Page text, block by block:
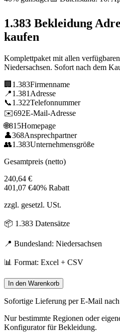
1.383 Bekleidung
kaufen
Komplettpaket mit allen verfügbaren
Niedersachsen. Sofort nach dem
🏢 1.383Firmenname
📍1.381 Adresse
📞1.322Telefonnummer
✉️692E-Mail-Adresse
🌐815Homepage
👤368Ansprechpartner
👥1.383Unternehmensgröße
Gesamtpreis (netto)
240,64 €
401,07 €40% Rabatt
zzgl. gesetzl. USt.
📦 1.383 Datensätze
📍 Bundesland: Niedersachsen
📊 Format: Excel + CSV
In den Warenkorb
Sofortige Lieferung per E-Mail
Nur bestimmte Regionen oder
Konfigurator fürBekleidung.